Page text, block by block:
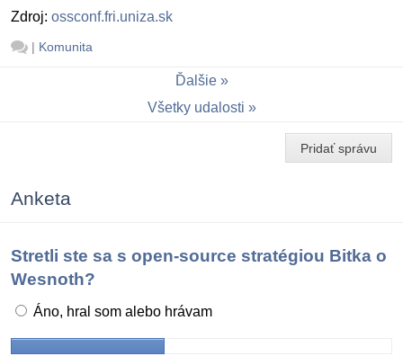
Zdroj: ossconf.fri.uniza.sk
| Komunita
Ďalšie
Všetky udalosti
Pridať správu
Anketa
Stretli ste sa s open-source stratégiou Bitka o
Wesnoth?
Áno, hral som alebo hrávam